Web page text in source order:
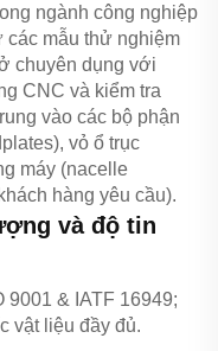
ngành công nghiệp
các mẫu thử nghiệm
chuyên dụng với
CNC và kiểm tra
vào các bộ phận
vỏ ổ trục
máy (nacelle
hàng yêu cầu).
và độ tin
9001 & IATF 16949;
vật liệu đầy đủ.